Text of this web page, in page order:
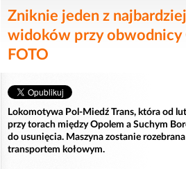
Zniknie jeden z
widoków przy obwodnicy
FOTO
Lokomotywa Pol-Miedź Trans, która od
przy torach między Opolem a Suchym
do usunięcia. Maszyna zostanie
transportem kołowym.